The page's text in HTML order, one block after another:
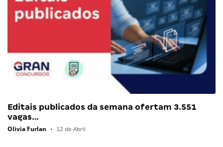
Editais publicados da semana ofertam 3.551
vagas…
Olivia Furlan • 12 de Abril